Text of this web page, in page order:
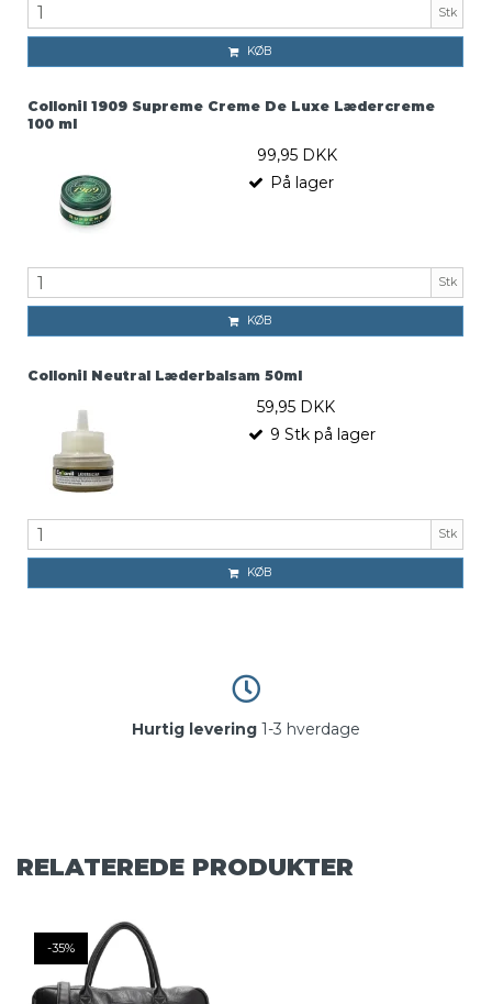
Stk
KØB
Collonil 1909 Supreme Creme De Luxe Lædercreme
100 ml
99,95 DKK
På lager
Stk
KØB
Collonil Neutral Læderbalsam 50ml
59,95 DKK
9 Stk på lager
Stk
KØB
Hurtig levering 1-3 hverdage
RELATEREDE PRODUKTER
-35%